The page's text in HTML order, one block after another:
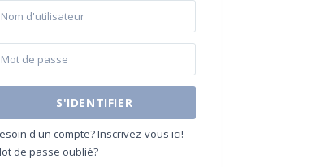
S'IDENTIFIER
d'un compte? Inscrivez-vous ici!
de passe oublié?